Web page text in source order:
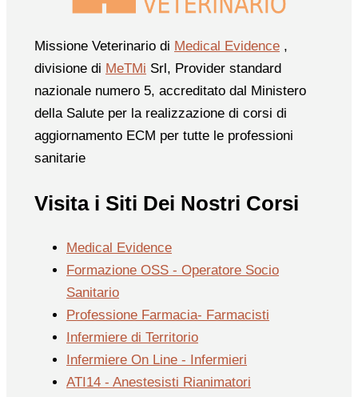
Missione Veterinario di Medical Evidence ,
divisione di MeTMi Srl, Provider standard
nazionale numero 5, accreditato dal Ministero
della Salute per la realizzazione di corsi di
aggiornamento ECM per tutte le professioni
sanitarie
Visita i Siti Dei Nostri Corsi
Medical Evidence
Formazione OSS - Operatore Socio
Sanitario
Professione Farmacia- Farmacisti
Infermiere di Territorio
Infermiere On Line - Infermieri
ATI14 - Anestesisti Rianimatori